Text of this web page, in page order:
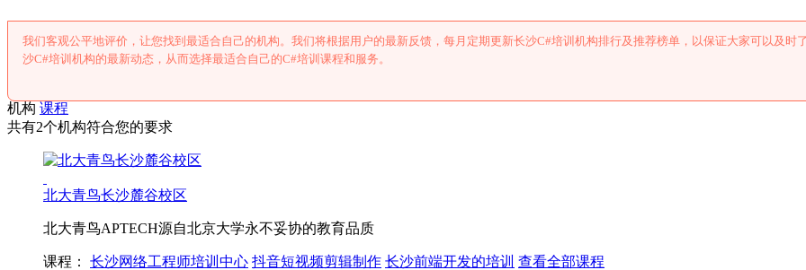
我们客观公平地评价，让您找到最适合自己的机构。我们将根据用户的最新反馈，每月定期更新长沙C#培训机构排行及推荐榜单，以保证大家可以及时
沙C#培训机构的最新动态，从而选择最适合自己的C#培训课程和服务。
机构 课程
共有2个机构符合您的要求
北大青鸟长沙麓谷校区
北大青鸟APTECH源自北京大学永不妥协的教育品质
课程： 长沙网络工程师培训中心 抖音短视频剪辑制作 长沙前端开发的培训 查看全部课程